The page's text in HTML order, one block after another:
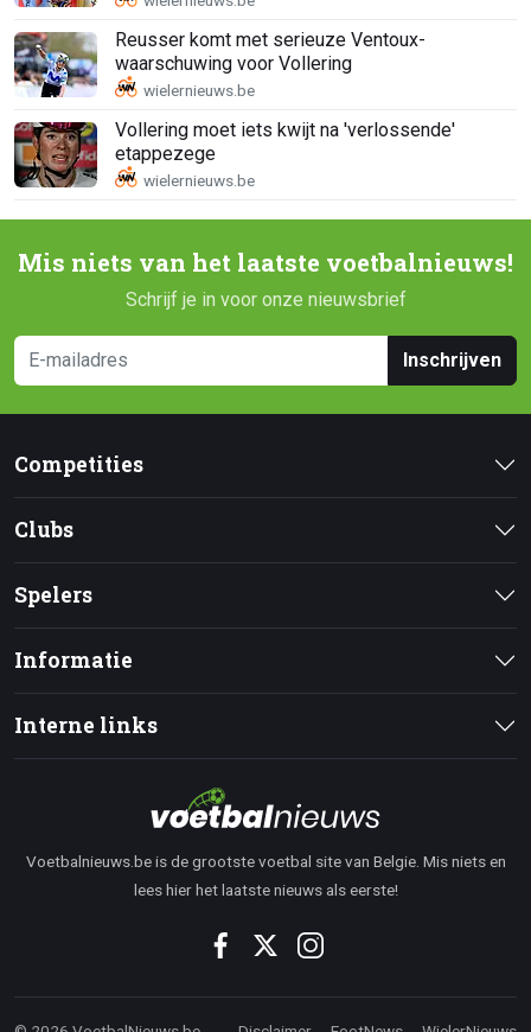
Reusser komt met serieuze Ventoux-
waarschuwing voor Vollering
Vollering moet iets kwijt na 'verlossende'
etappezege
Mis niets van het laatste voetbalnieuws!
Schrijf je in voor onze nieuwsbrief
Inschrijven
Competities
Clubs
Spelers
Informatie
Interne links
Voetbalnieuws.be is de grootste voetbal site van Belgie. Mis niets en
lees hier het laatste nieuws als eerste!